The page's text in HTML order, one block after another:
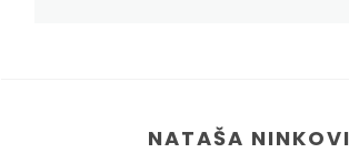
NATAŠA NINKOVI